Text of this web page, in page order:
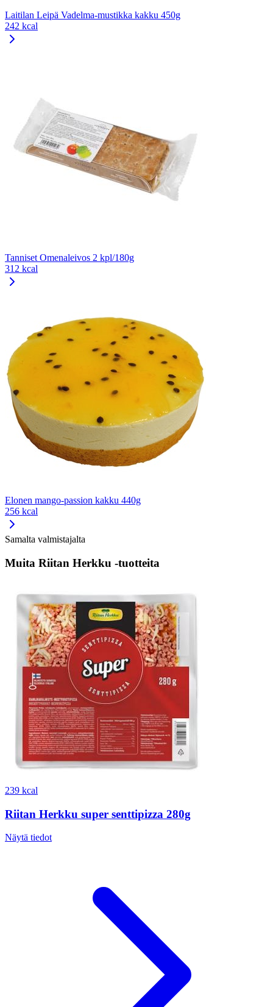
Laitilan Leipä Vadelma-mustikka kakku 450g
242 kcal
Tanniset Omenaleivos 2 kpl/180g
312 kcal
Elonen mango-passion kakku 440g
256 kcal
Samalta valmistajalta
Muita Riitan Herkku -tuotteita
239 kcal
Riitan Herkku super senttipizza 280g
Näytä tiedot